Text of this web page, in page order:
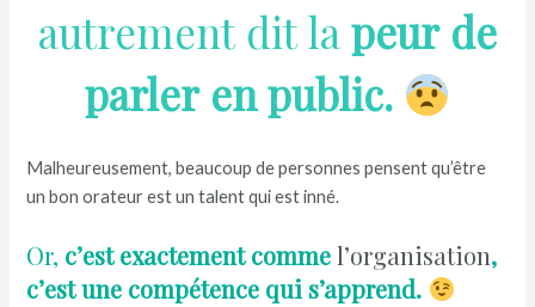
autrement dit lapeur de
parler en public.
Malheureusement, beaucoup de personnes pensent qu’être
un bon orateur est un talent qui est inné.
Or, c’est exactement commel’organisation,
c’est une compétence qui s’apprend.